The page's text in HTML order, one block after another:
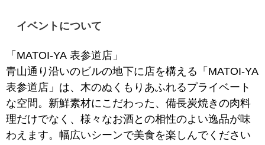
イベントについて
「MATOI-YA 表参道店」
青山通り沿いのビルの地下に店を構える「MATOI-YA
表参道店」は、木のぬくもりあふれるプライベート
な空間。新鮮素材にこだわった、備長炭焼きの肉料
理だけでなく、様々なお酒との相性のよい逸品が味
わえます。幅広いシーンで美食を楽しんでください